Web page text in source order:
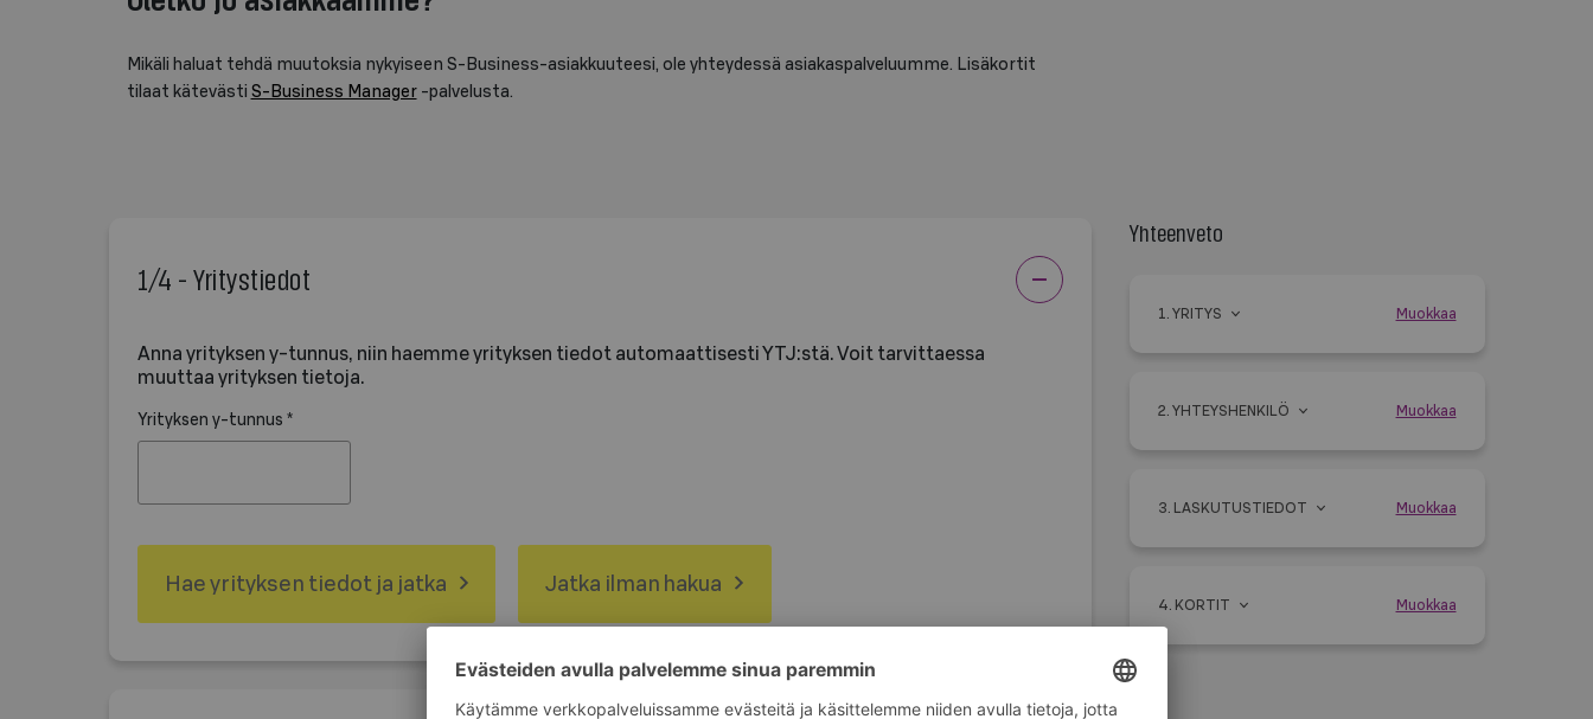
Mikäli haluat tehdä muutoksia nykyiseen S-Business-asiakkuuteesi, ole yhteydessä asiakaspalveluumme. Lisäkortit
tilaat kätevästi S-Business Manager-palvelusta.
1/4 - Yritystiedot
Anna yrityksen y-tunnus, niin haemme yrityksen tiedot automaattisesti YTJ:stä. Voit tarvittaessa
muuttaa yrityksen tietoja.
Yrityksen y-tunnus *
Hae yrityksen tiedot ja jatka Jatka ilman hakua
Yhteenveto
1. YRITYS Muokkaa
2. YHTEYSHENKILÖ Muokkaa
3. LASKUTUSTIEDOT Muokkaa
4. KORTIT Muokkaa